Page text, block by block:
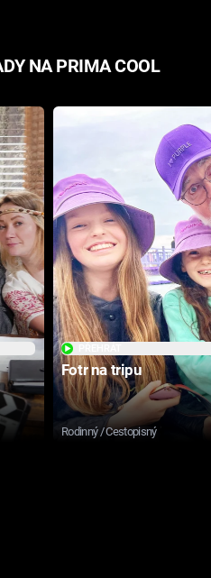
NA PRIMA COOL
Fotr na tripu
Rodinný / Cestopisný